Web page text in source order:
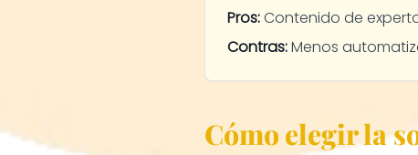
Pros:Contenido de
Contras:Menos
Cómo elegir la